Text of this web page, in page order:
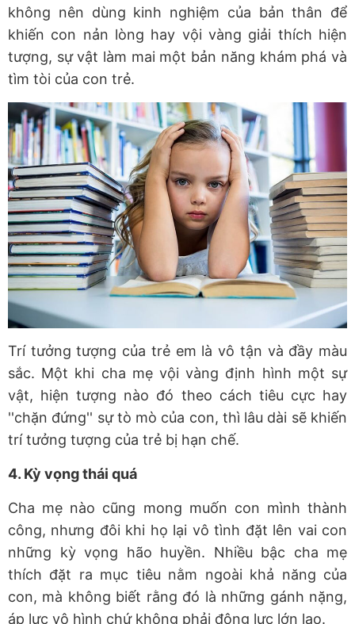
không nên dùng kinh nghiệm của bản thân để
khiến con nản lòng hay vội vàng giải thích hiện
tượng, sự vật làm mai một bản năng khám phá và
tìm tòi của con trẻ.
Trí tưởng tượng của trẻ em là vô tận và đầy màu
sắc. Một khi cha mẹ vội vàng định hình một sự
vật, hiện tượng nào đó theo cách tiêu cực hay
''chặn đứng'' sự tò mò của con, thì lâu dài sẽ khiến
trí tưởng tượng của trẻ bị hạn chế.
4. Kỳ vọng thái quá
Cha mẹ nào cũng mong muốn con mình thành
công, nhưng đôi khi họ lại vô tình đặt lên vai con
những kỳ vọng hão huyền. Nhiều bậc cha mẹ
thích đặt ra mục tiêu nằm ngoài khả năng của
con, mà không biết rằng đó là những gánh nặng,
áp lực vô hình chứ không phải động lực lớn lao.